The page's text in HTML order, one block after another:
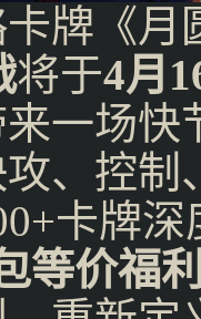
牌《
将于4月
一场
、控制
卡牌
等价福